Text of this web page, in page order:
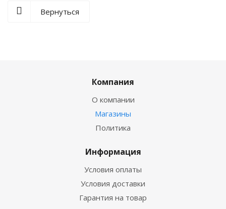
Вернуться
Компания
О компании
Магазины
Политика
Информация
Условия оплаты
Условия доставки
Гарантия на товар